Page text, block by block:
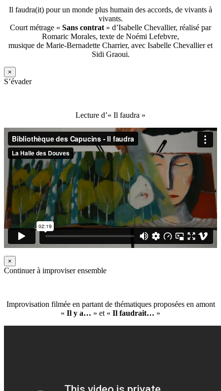
Il faudra(it) pour un monde plus humain des accords, de vivants à
vivants.
Court métrage « Sans contrat » d’Isabelle Chevallier, réalisé par
Romaric Morales, texte de Noémi Lefebvre,
musique de Marie-Bernadette Charrier, avec Isabelle Chevallier et
Sidi Graoui.
×
S’évader
Lecture d’« Il faudra »
×
Continuer à improviser ensemble
Improvisation filmée en partant de thématiques proposées en amont
« Il y a… » et « Il faudrait… »